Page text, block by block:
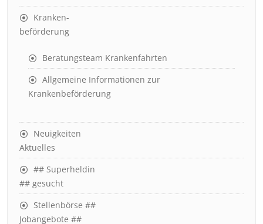
Kranken-
beförderung
Beratungsteam Krankenfahrten
Allgemeine Informationen zur
Krankenbeförderung
Neuigkeiten
Aktuelles
## Superheldin
## gesucht
Stellenbörse ##
Jobangebote ##